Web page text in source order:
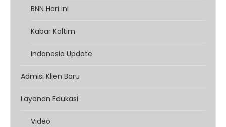
BNN Hari Ini
Kabar Kaltim
Indonesia Update
Admisi Klien Baru
Layanan Edukasi
Video